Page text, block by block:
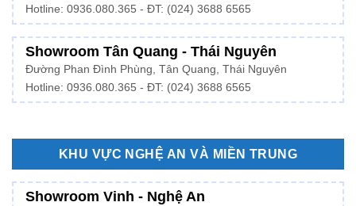
Hotline: 0936.080.365 - ĐT: (024) 3688 6565
Showroom Tân Quang - Thái Nguyên
Đường Phan Đình Phùng, Tân Quang, Thái Nguyên
Hotline: 0936.080.365 - ĐT: (024) 3688 6565
KHU VỰC NGHỆ AN VÀ MIỀN TRUNG
Showroom Vinh - Nghệ An